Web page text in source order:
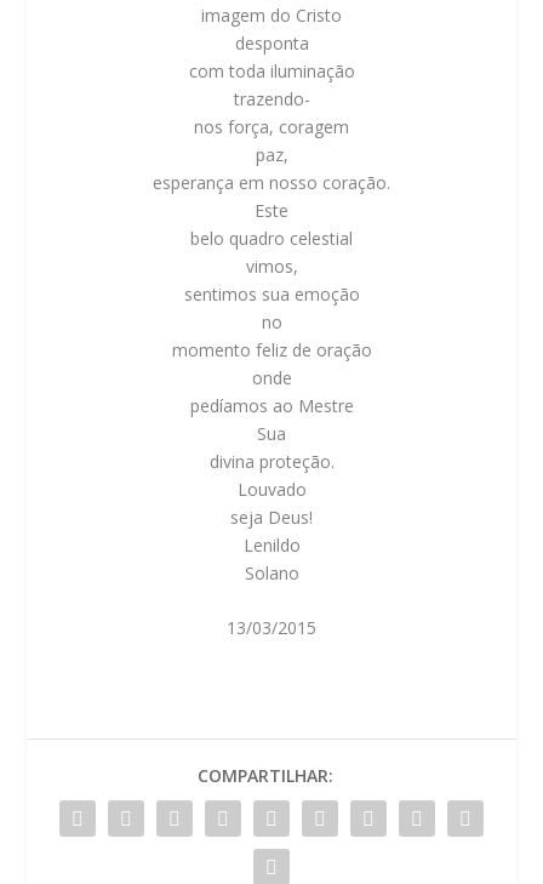
imagem do Cristo
desponta
com toda iluminação
trazendo-
nos força, coragem
paz,
esperança em nosso coração.
Este
belo quadro celestial
vimos,
sentimos sua emoção
no
momento feliz de oração
onde
pedíamos ao Mestre
Sua
divina proteção.
Louvado
seja Deus!
Lenildo
Solano
13/03/2015
COMPARTILHAR: